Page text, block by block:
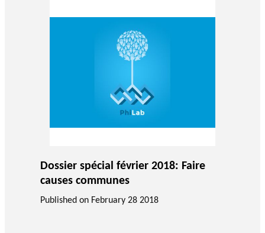
ESSENTIAL PHILANTHROPIC
Database
PHILAB AWARD
PHILAB PODCAST
Dossier spécial février 2018: Faire
causes communes
Published on February 28 2018